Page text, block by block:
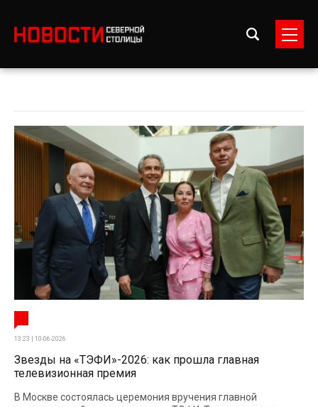
13:23 | 10-06-2026
Звезды на «ТЭФИ»-2026: как прошла главная
телевизионная премия
В Москве состоялась церемония вручения главной